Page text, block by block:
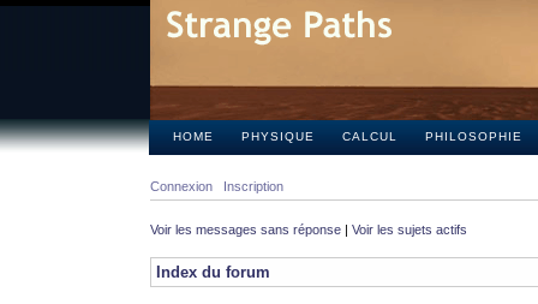
HOME PHYSIQUE CALCUL PHILOSOPHIE
Connexion Inscription
Voir les messages sans réponse | Voir les sujets actifs
Index du forum